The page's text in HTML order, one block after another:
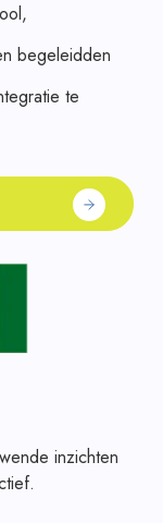
begeleidden
te
inzichten